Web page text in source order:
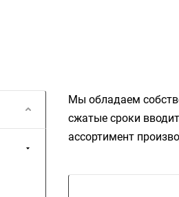
Мы обладаем
сжатые сроки
ассортимент